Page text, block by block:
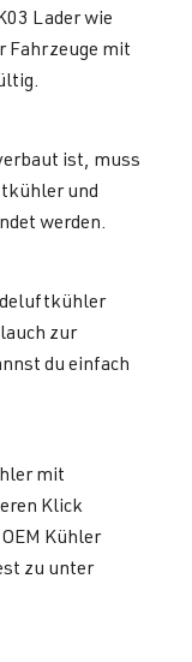
Lader wie
Fahrzeuge mit
ist, muss
und
werden.
zur
du einfach
mit
Klick
Kühler
zu unter